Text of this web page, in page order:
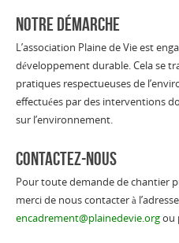
NOTRE DÉMARCHE
L’association Plaine de Vie est
développement durable. Cela se
pratiques respectueuses de
effectuées par des interventions
sur l’environnement.
CONTACTEZ-NOUS
Pour toute demande de chantier
merci de nous contacter à
encadrement@plainedevie.orgou